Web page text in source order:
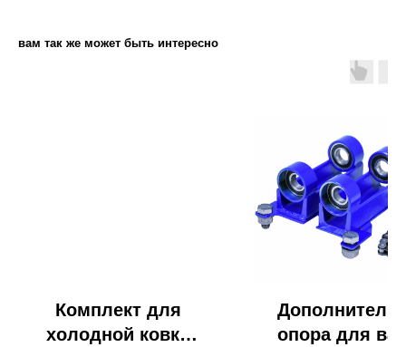
вам так же может быть интересно
Комплект для
холодной ковки
опора для